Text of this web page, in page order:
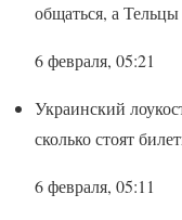
общаться, а
6 февраля, 05:21
Украинский
сколько стоят
6 февраля, 05:11